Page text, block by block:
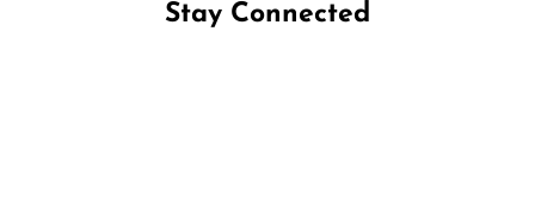
Stay Connected